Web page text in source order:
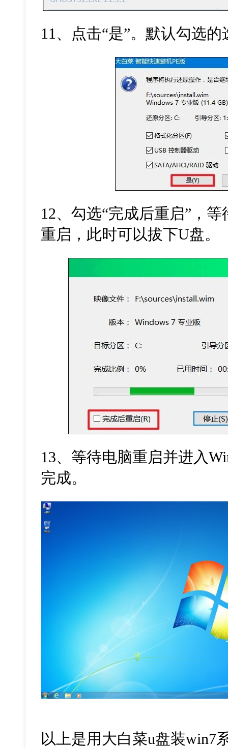
11、点击“是”。默认勾选的
12、勾选“完成后重启”，
重启，此时可以拔下U盘。
13、等待电脑重启并进入
完成。
以上是用大白菜u盘装win7